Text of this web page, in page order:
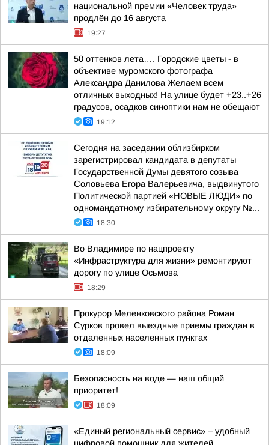
национальной премии «Человек труда»
продлён до 16 августа
19:27
50 оттенков лета…. Городские цветы - в
объективе муромского фотографа
Александра Данилова Желаем всем
отличных выходных! На улице будет +23..+26
градусов, осадков синоптики нам не обещают
19:12
Сегодня на заседании облизбирком
зарегистрировал кандидата в депутаты
Государственной Думы девятого созыва
Соловьева Егора Валерьевича, выдвинутого
Политической партией «НОВЫЕ ЛЮДИ» по
одномандатному избирательному округу №...
18:30
Во Владимире по нацпроекту
«Инфраструктура для жизни» ремонтируют
дорогу по улице Осьмова
18:29
Прокурор Меленковского района Роман
Сурков провел выездные приемы граждан в
отдаленных населенных пунктах
18:09
Безопасность на воде — наш общий
приоритет!
18:09
«Единый региональный сервис» – удобный